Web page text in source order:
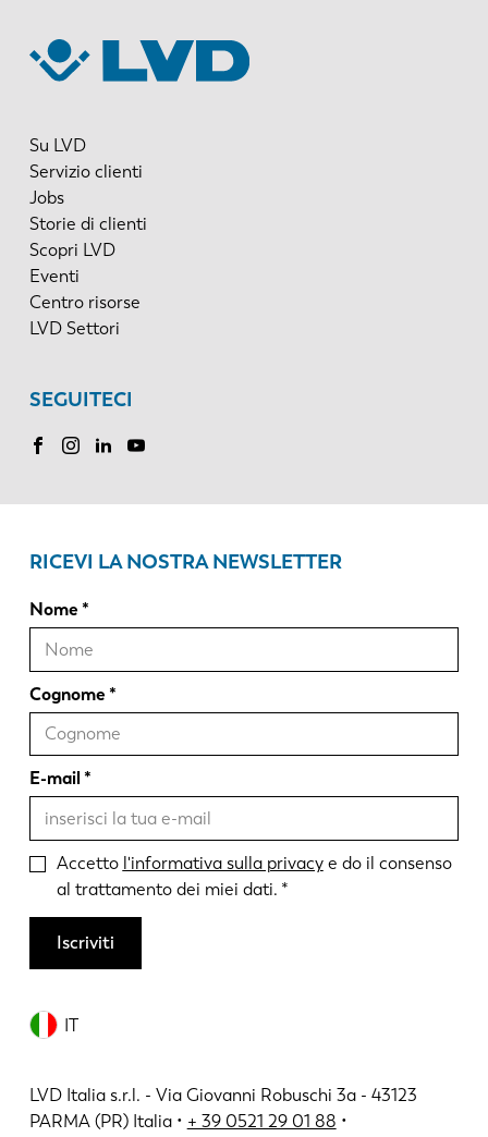
Su LVD
Servizio clienti
Jobs
Storie di clienti
Scopri LVD
Eventi
Centro risorse
LVD Settori
SEGUITECI
IT
LVD Italia s.r.l. - Via Giovanni Robuschi 3a - 43123
PARMA (PR) Italia • + 39 0521 29 01 88 •
RICEVI LA NOSTRA NEWSLETTER
Nome
Cognome
E-mail
Accetto l'informativa sulla privacye do il consenso
al trattamento dei miei dati.
Iscriviti